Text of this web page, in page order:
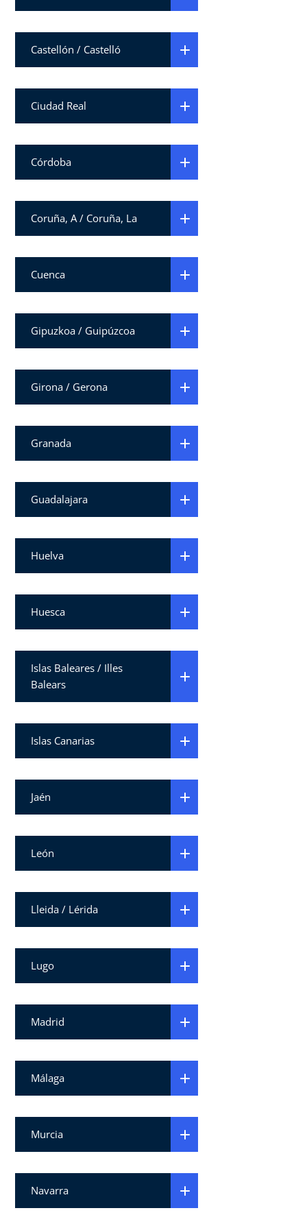
Castellón / Castelló
Ciudad Real
Córdoba
Coruña, A / Coruña, La
Cuenca
Gipuzkoa / Guipúzcoa
Girona / Gerona
Granada
Guadalajara
Huelva
Huesca
Islas Baleares / Illes
Balears
Islas Canarias
Jaén
León
Lleida / Lérida
Lugo
Madrid
Málaga
Murcia
Navarra